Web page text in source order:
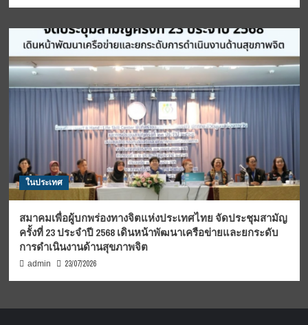
ในประเทศ
สมาคมเพื่อผู้บกพร่องทางจิตแห่งประเทศไทย จัดประชุมสามัญ
ครั้งที่ 23 ประจำปี 2568 เดินหน้าพัฒนาเครือข่ายและยกระดับ
การดำเนินงานด้านสุขภาพจิต
admin 23/07/2026